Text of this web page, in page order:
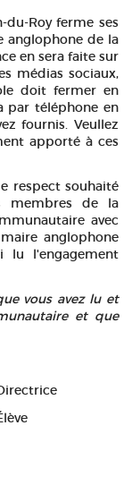
du-Roy ferme ses
anglophone de la
en sera faite sur
médias sociaux,
doit fermer en
par téléphone en
fournis. Veullez
apporté à ces
respect souhaité
membres de la
avec
anglophone
lu l'engagement
vous avez lu et
et que